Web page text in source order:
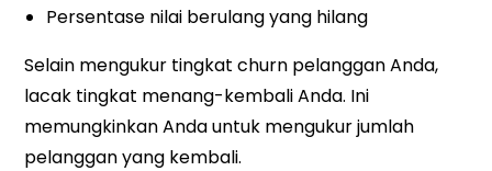
Persentase nilai berulang yang hilang
Selain mengukur tingkat churn pelanggan Anda,
lacak tingkat menang-kembali Anda. Ini
memungkinkan Anda untuk mengukur jumlah
pelanggan yang kembali.